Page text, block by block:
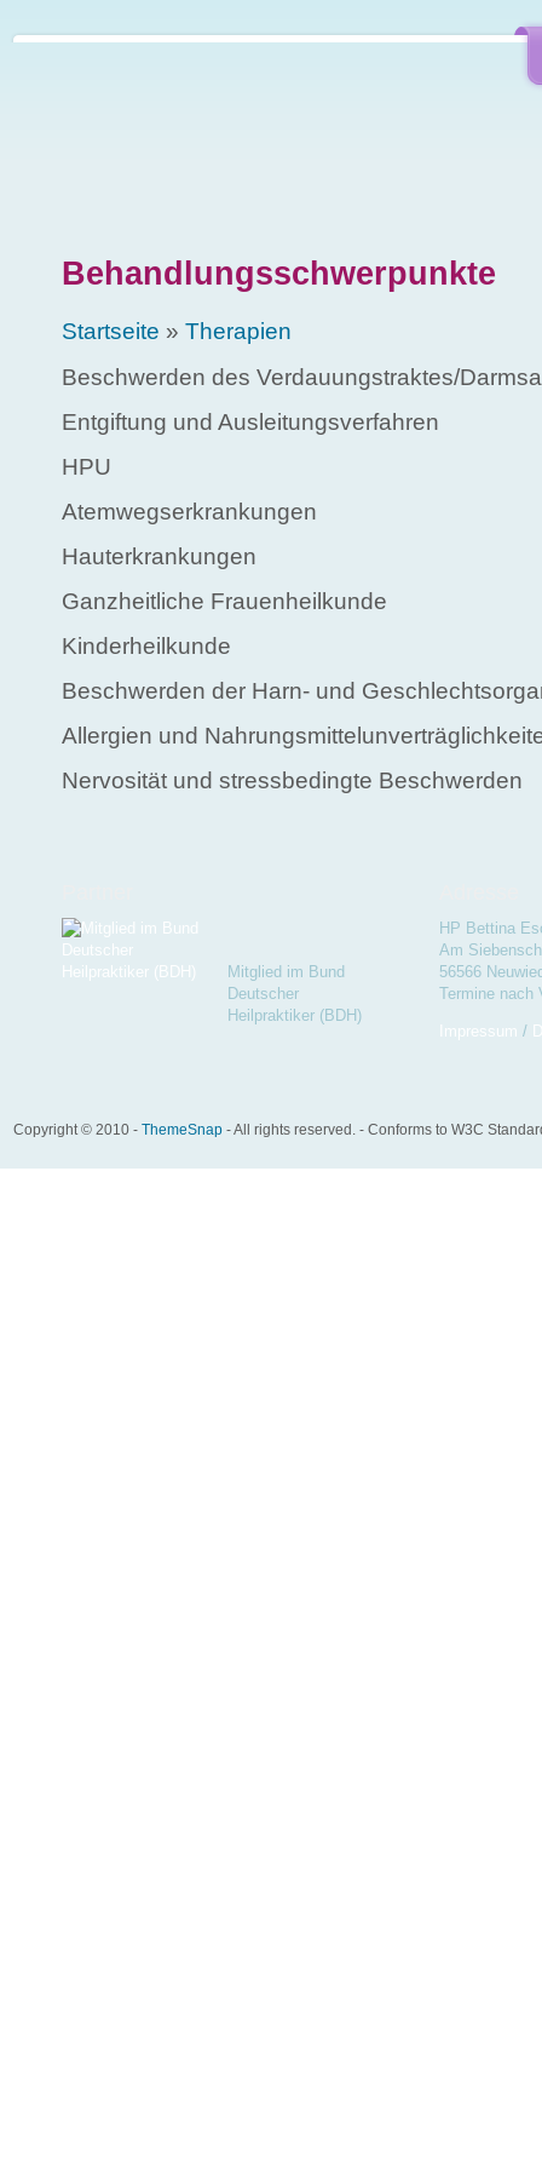
Behandlungsschwerpunkte
Sie sind hier
Startseite » Therapien
Beschwerden des Verdauungstraktes/
Entgiftung und Ausleitungsverfahren
HPU
Atemwegserkrankungen
Hauterkrankungen
Ganzheitliche Frauenheilkunde
Kinderheilkunde
Beschwerden der Harn- und
Allergien und
Nervosität und stressbedingte Beschwerden
Mitglied im Bund
Deutscher
Heilpraktiker (BDH)
HP Bettina
Am
56566
Termine nach
Impressum /
Copyright © 2010 - ThemeSnap - All rights reserved. - Conforms to W3C